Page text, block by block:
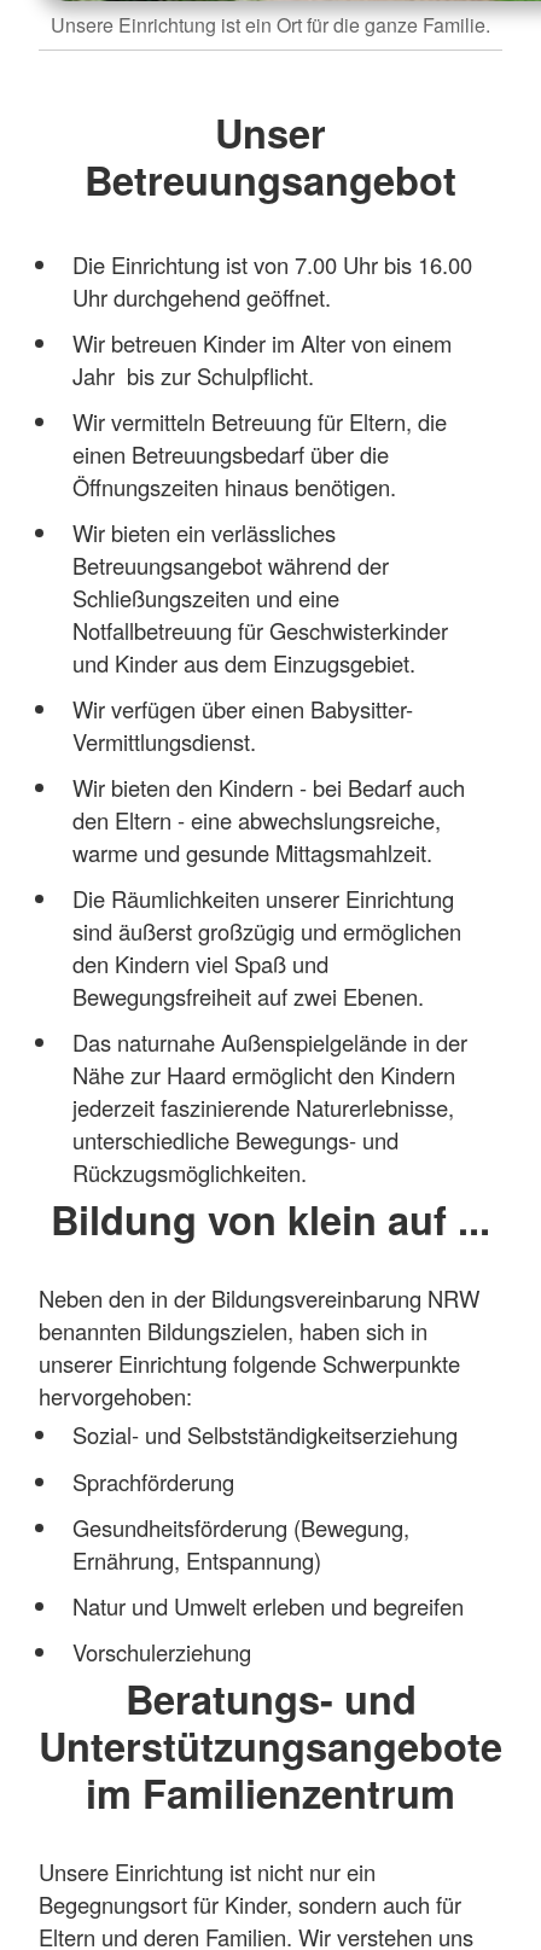
Unsere Einrichtung ist ein Ort für die ganze Familie.
Unser
Betreuungsangebot
Die Einrichtung ist von 7.00 Uhr bis 16.00
Uhr durchgehend geöffnet.
Wir betreuen Kinder im Alter von einem
Jahr bis zur Schulpflicht.
Wir vermitteln Betreuung für Eltern, die
einen Betreuungsbedarf über die
Öffnungszeiten hinaus benötigen.
Wir bieten ein verlässliches
Betreuungsangebot während der
Schließungszeiten und eine
Notfallbetreuung für Geschwisterkinder
und Kinder aus dem Einzugsgebiet.
Wir verfügen über einen Babysitter-
Vermittlungsdienst.
Wir bieten den Kindern - bei Bedarf auch
den Eltern - eine abwechslungsreiche,
warme und gesunde Mittagsmahlzeit.
Die Räumlichkeiten unserer Einrichtung
sind äußerst großzügig und ermöglichen
den Kindern viel Spaß und
Bewegungsfreiheit auf zwei Ebenen.
Das naturnahe Außenspielgelände in der
Nähe zur Haard ermöglicht den Kindern
jederzeit faszinierende Naturerlebnisse,
unterschiedliche Bewegungs- und
Rückzugsmöglichkeiten.
Bildung von klein auf ...
Neben den in der Bildungsvereinbarung NRW
benannten Bildungszielen, haben sich in
unserer Einrichtung folgende Schwerpunkte
hervorgehoben:
Sozial- und Selbstständigkeitserziehung
Sprachförderung
Gesundheitsförderung (Bewegung,
Ernährung, Entspannung)
Natur und Umwelt erleben und begreifen
Vorschulerziehung
Beratungs- und
Unterstützungsangebote
im Familienzentrum
Unsere Einrichtung ist nicht nur ein
Begegnungsort für Kinder, sondern auch für
Eltern und deren Familien. Wir verstehen uns